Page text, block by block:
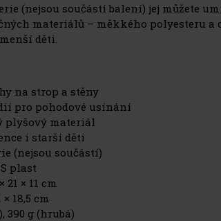
(nejsou součástí balení) jej můžete
materiálů – měkkého polyesteru
děti.
na strop a stěny
pro pohodové usínání
plyšový materiál
i starší děti
(nejsou součástí)
plast
× 11 cm
18,5 cm
390 g (hrubá)